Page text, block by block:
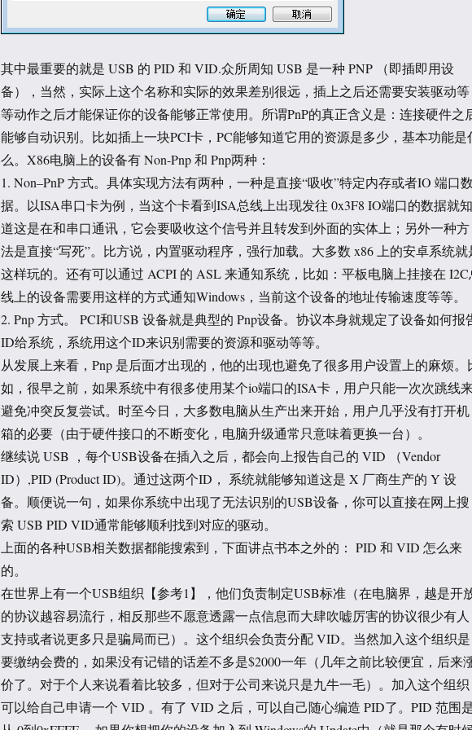
其中最重要的就是 USB 的 PID 和 VID.众所周知 USB 是一种 PNP （即插即用设
备），当然，实际上这个名称和实际的效果差别很远，插上之后还需要安装驱动等
等动作之后才能保证你的设备能够正常使用。所谓PnP的真正含义是：连接硬件之
能够自动识别。比如插上一块PCI卡，PC能够知道它用的资源是多少，基本功能是
么。X86电脑上的设备有 Non-Pnp 和 Pnp两种：
1. Non–PnP 方式。具体实现方法有两种，一种是直接“吸收”特定内存或者IO 端口数
据。以ISA串口卡为例，当这个卡看到ISA总线上出现发往 0x3F8 IO端口的数据就知
道这是在和串口通讯，它会要吸收这个信号并且转发到外面的实体上；另外一种方
法是直接“写死”。比方说，内置驱动程序，强行加载。大多数 x86 上的安卓系统就
这样玩的。还有可以通过 ACPI 的 ASL 来通知系统，比如：平板电脑上挂接在 I2C
线上的设备需要用这样的方式通知Windows，当前这个设备的地址传输速度等等。
2. Pnp 方式。 PCI和USB 设备就是典型的 Pnp设备。协议本身就规定了设备如何报
ID给系统，系统用这个ID来识别需要的资源和驱动等等。
从发展上来看，Pnp 是后面才出现的，他的出现也避免了很多用户设置上的麻烦。
如，很早之前，如果系统中有很多使用某个io端口的ISA卡，用户只能一次次跳线
避免冲突反复尝试。时至今日，大多数电脑从生产出来开始，用户几乎没有打开机
箱的必要（由于硬件接口的不断变化，电脑升级通常只意味着更换一台）。
继续说 USB ，每个USB设备在插入之后，都会向上报告自己的 VID （Vendor
ID）,PID (Product ID)。通过这两个ID， 系统就能够知道这是 X 厂商生产的 Y 设
备。顺便说一句，如果你系统中出现了无法识别的USB设备，你可以直接在网上搜
索 USB PID VID通常能够顺利找到对应的驱动。
上面的各种USB相关数据都能搜索到，下面讲点书本之外的： PID 和 VID 怎么来
的。
在世界上有一个USB组织【参考1】，他们负责制定USB标准（在电脑界，越是开
的协议越容易流行，相反那些不愿意透露一点信息而大肆吹嘘厉害的协议很少有人
支持或者说更多只是骗局而已）。这个组织会负责分配 VID。当然加入这个组织是
要缴纳会费的，如果没有记错的话差不多是$2000一年（几年之前比较便宜，后来
价了。对于个人来说看着比较多，但对于公司来说只是九牛一毛）。加入这个组织
可以给自己申请一个 VID 。有了 VID 之后，可以自己随心编造 PID了。PID 范围